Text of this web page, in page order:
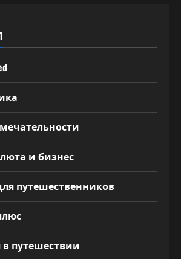
и бизнес
путешественников
путешествии